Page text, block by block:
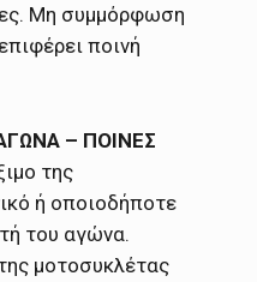
Μη συμμόρφωση
ποινή
– ΠΟΙΝΕΣ
της
ή οποιοδήποτε
του αγώνα.
μοτοσυκλέτας